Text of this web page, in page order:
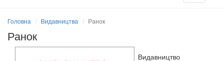
Головна Видавництва Ранок
Ранок
Видавництво